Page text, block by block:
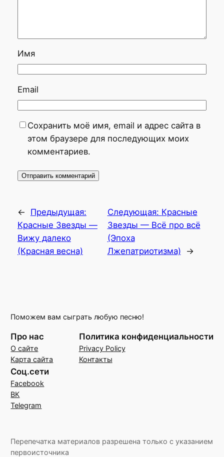
Имя
Email
Сохранить моё имя, email и адрес сайта в
этом браузере для последующих моих
комментариев.
←
Предыдущая:
Красные Звезды —
Вижу далеко
(Красная весна)
Следующая: Красные
Звезды — Всё про всё
(Эпоха
Лжепатриотизма)
→
Поможем вам сыграть любую песню!
Про нас
О сайте
Карта сайта
Политика конфиденциальности
Privacy Policy
Контакты
Соц.сети
Facebook
ВК
Telegram
Перепечатка материалов разрешена только с указанием
первоисточника